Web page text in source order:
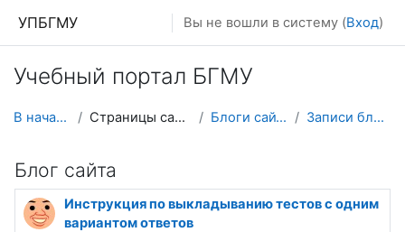
УПБГМУ Вы не вошли в систему (Вход)
Учебный портал БГМУ
В начало Страницы сайта Блоги сайта Записи блога
Блог сайта
Инструкция по выкладыванию тестов с одним
вариантом ответов